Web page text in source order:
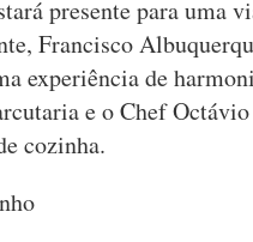
presente para uma
Francisco
experiência de
e o Chef
cozinha.